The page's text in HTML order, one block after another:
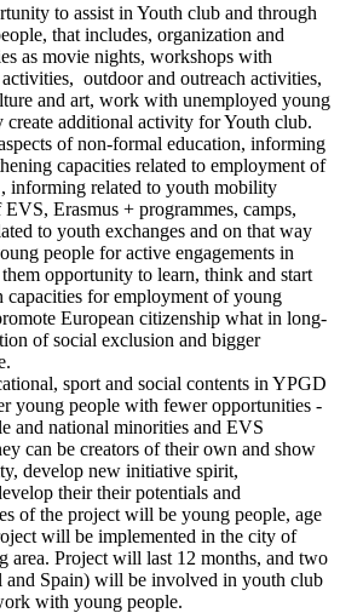
to assist in Youth club and through
that includes, organization and
as movie nights, workshops with
outdoor and outreach activities,
and art, work with unemployed young
create additional activity for Youth club.
of non-formal education, informing
capacities related to employment of
informing related to youth mobility
Erasmus + programmes, camps,
to youth exchanges and on that way
people for active engagements in
opportunity to learn, think and start
capacities for employment of young
European citizenship what in long-
of social exclusion and bigger
sport and social contents in YPGD
young people with fewer opportunities -
and national minorities and EVS
can be creators of their own and show
develop new initiative spirit,
their their potentials and
of the project will be young people, age
will be implemented in the city of
area. Project will last 12 months, and two
and Spain) will be involved in youth club
with young people.